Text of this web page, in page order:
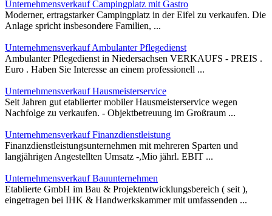
Unternehmensverkauf Campingplatz mit Gastro
Moderner, ertragstarker Campingplatz in der Eifel zu verkaufen. Die
Anlage spricht insbesondere Familien, ...
Unternehmensverkauf Ambulanter Pflegedienst
Ambulanter Pflegedienst in Niedersachsen VERKAUFS - PREIS .
Euro . Haben Sie Interesse an einem professionell ...
Unternehmensverkauf Hausmeisterservice
Seit Jahren gut etablierter mobiler Hausmeisterservice wegen
Nachfolge zu verkaufen. - Objektbetreuung im Großraum ...
Unternehmensverkauf Finanzdienstleistung
Finanzdienstleistungsunternehmen mit mehreren Sparten und
langjährigen Angestellten Umsatz -,Mio jährl. EBIT ...
Unternehmensverkauf Bauunternehmen
Etablierte GmbH im Bau & Projektentwicklungsbereich ( seit ),
eingetragen bei IHK & Handwerkskammer mit umfassenden ...